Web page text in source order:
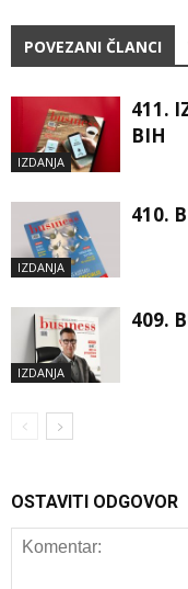
POVEZANI ČLANCI
IZDANJA
411.
BIH
IZDANJA
410.
IZDANJA
409.
OSTAVITI ODGOVOR